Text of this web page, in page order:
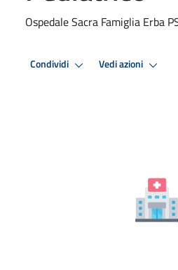
Ospedale Sacra Famiglia Erba
Condividi Vedi azioni